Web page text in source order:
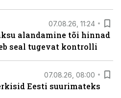
07.08.26, 11:24
alandamine tõi hinnad
seal tugevat kontrolli
07.08.26, 08:00
Eesti suurimateks